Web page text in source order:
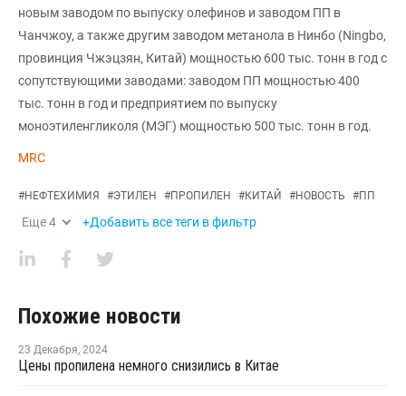
новым заводом по выпуску олефинов и заводом ПП в
Чанчжоу, а также другим заводом метанола в Нинбо (Ningbo,
провинция Чжэцзян, Китай) мощностью 600 тыс. тонн в год с
сопутствующими заводами: заводом ПП мощностью 400
тыс. тонн в год и предприятием по выпуску
моноэтиленгликоля (МЭГ) мощностью 500 тыс. тонн в год.
MRC
#НЕФТЕХИМИЯ #ЭТИЛЕН #ПРОПИЛЕН #КИТАЙ #НОВОСТЬ #ПП
Еще4 +Добавить все теги в фильтр
Похожие новости
23 Декабря, 2024
Цены пропилена немного снизились в Китае